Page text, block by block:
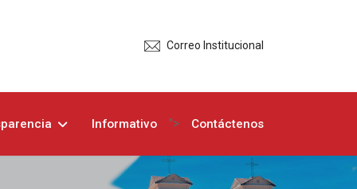
Correo Institucional
Informativo "> Contáctenos